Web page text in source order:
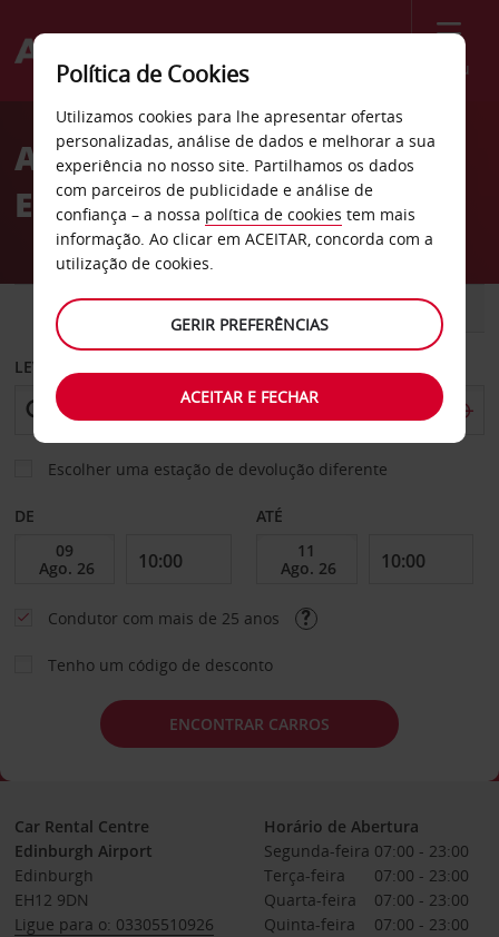
Menu
Welcome
AvisAluguer de carro em
Edimburgo com a Avis
CARRO COMERCIAIS
LEVANTAR EM
Escolher uma estação de devolução diferente
DE ATÉ
Condutor com mais de 25 anos
Tenho um código de desconto
ENCONTRAR CARROS
Car Rental Centre
Edinburgh Airport
Edinburgh
EH12 9DN
Ligue para o: 03305510926
Horário de Abertura
Segunda-feira 07:00 - 23:00
Terça-feira
07:00 - 23:00
Quarta-feira
07:00 - 23:00
Quinta-feira
07:00 - 23:00
Política de Cookies
Utilizamos cookies para lhe apresentar ofertas
personalizadas, análise de dados e melhorar a sua
experiência no nosso site. Partilhamos os dados
com parceiros de publicidade e análise de
confiança – a nossa política de cookies tem mais
informação. Ao clicar em ACEITAR, concorda com a
utilização de cookies.
GERIR PREFERÊNCIAS
ACEITAR E FECHAR